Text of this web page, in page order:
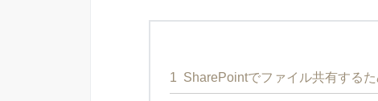
1 SharePointでファイル共有する